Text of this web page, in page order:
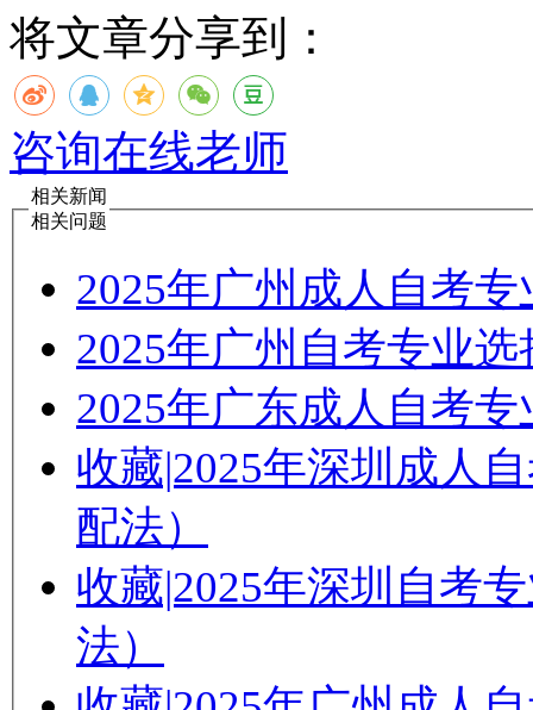
将文章分享到：
咨询在线老师
相关新闻
相关问题
2025年广州成人自考
2025年广州自考专业
2025年广东成人自考
收藏|2025年深圳成人
配法）
收藏|2025年深圳自考
法）